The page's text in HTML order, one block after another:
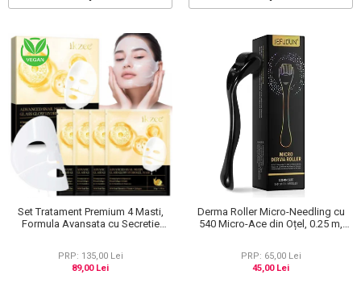
Set Tratament Premium 4 Masti,
Formula Avansata cu Secretie
PRP: 135,00 Lei
89,00 Lei
Derma Roller Micro-Needling cu
540 Micro-Ace din Oțel, 0.25 m,
PRP: 65,00 Lei
45,00 Lei